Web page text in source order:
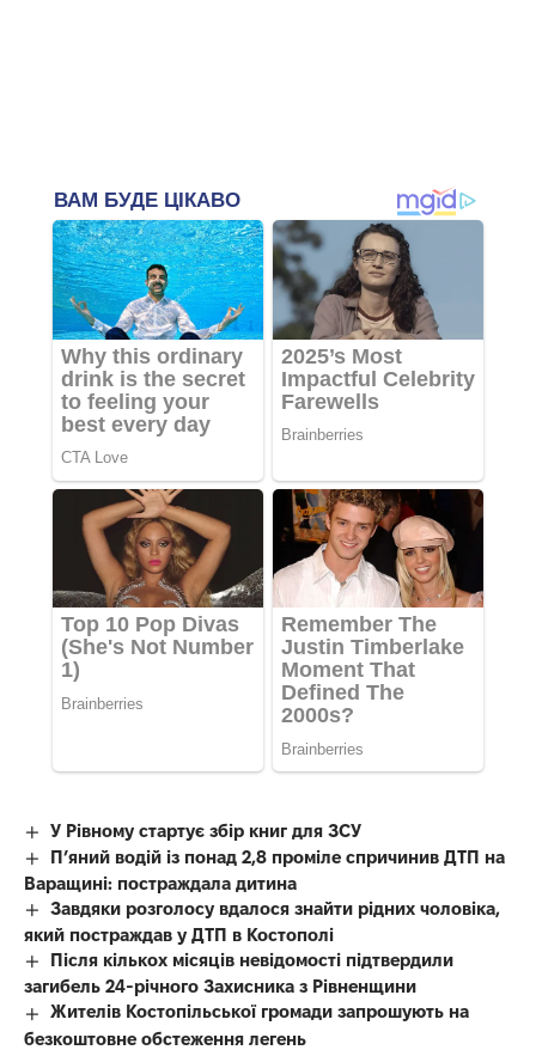
У Рівному стартує збір книг для ЗСУ
П’яний водій із понад 2,8 проміле спричинив ДТП на
Варащині: постраждала дитина
Завдяки розголосу вдалося знайти рідних чоловіка,
який постраждав у ДТП в Костополі
Після кількох місяців невідомості підтвердили
загибель 24-річного Захисника з Рівненщини
Жителів Костопільської громади запрошують на
безкоштовне обстеження легень